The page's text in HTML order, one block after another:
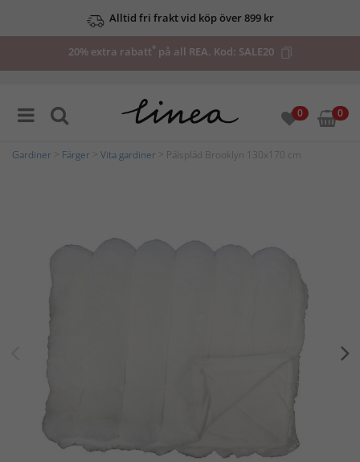
Alltid fri frakt vid köp över 899 kr
20% extra rabatt*på all REA. Kod: SALE20
0 0
Gardiner Färger Vita gardiner > Pälspläd Brooklyn 130x170 cm